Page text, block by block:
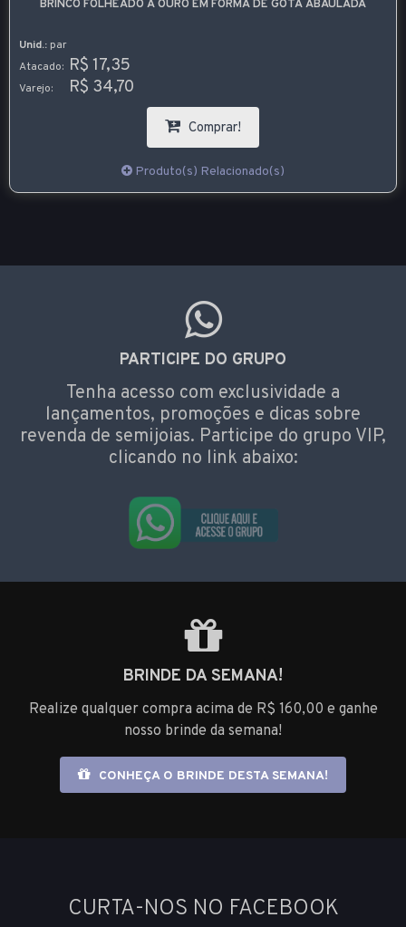
BRINCO FOLHEADO A OURO EM FORMA DE GOTA ABAULADA
Unid.: par
Atacado: R$ 17,35
Varejo: R$ 34,70
Comprar!
Produto(s) Relacionado(s)
PARTICIPE DO GRUPO
Tenha acesso com exclusividade a
lançamentos, promoções e dicas sobre
revenda de semijoias. Participe do grupo VIP,
clicando no link abaixo:
BRINDE DA SEMANA!
Realize qualquer compra acima de R$ 160,00 e ganhe
nosso brinde da semana!
CONHEÇA O BRINDE DESTA SEMANA!
CURTA-NOS NO FACEBOOK